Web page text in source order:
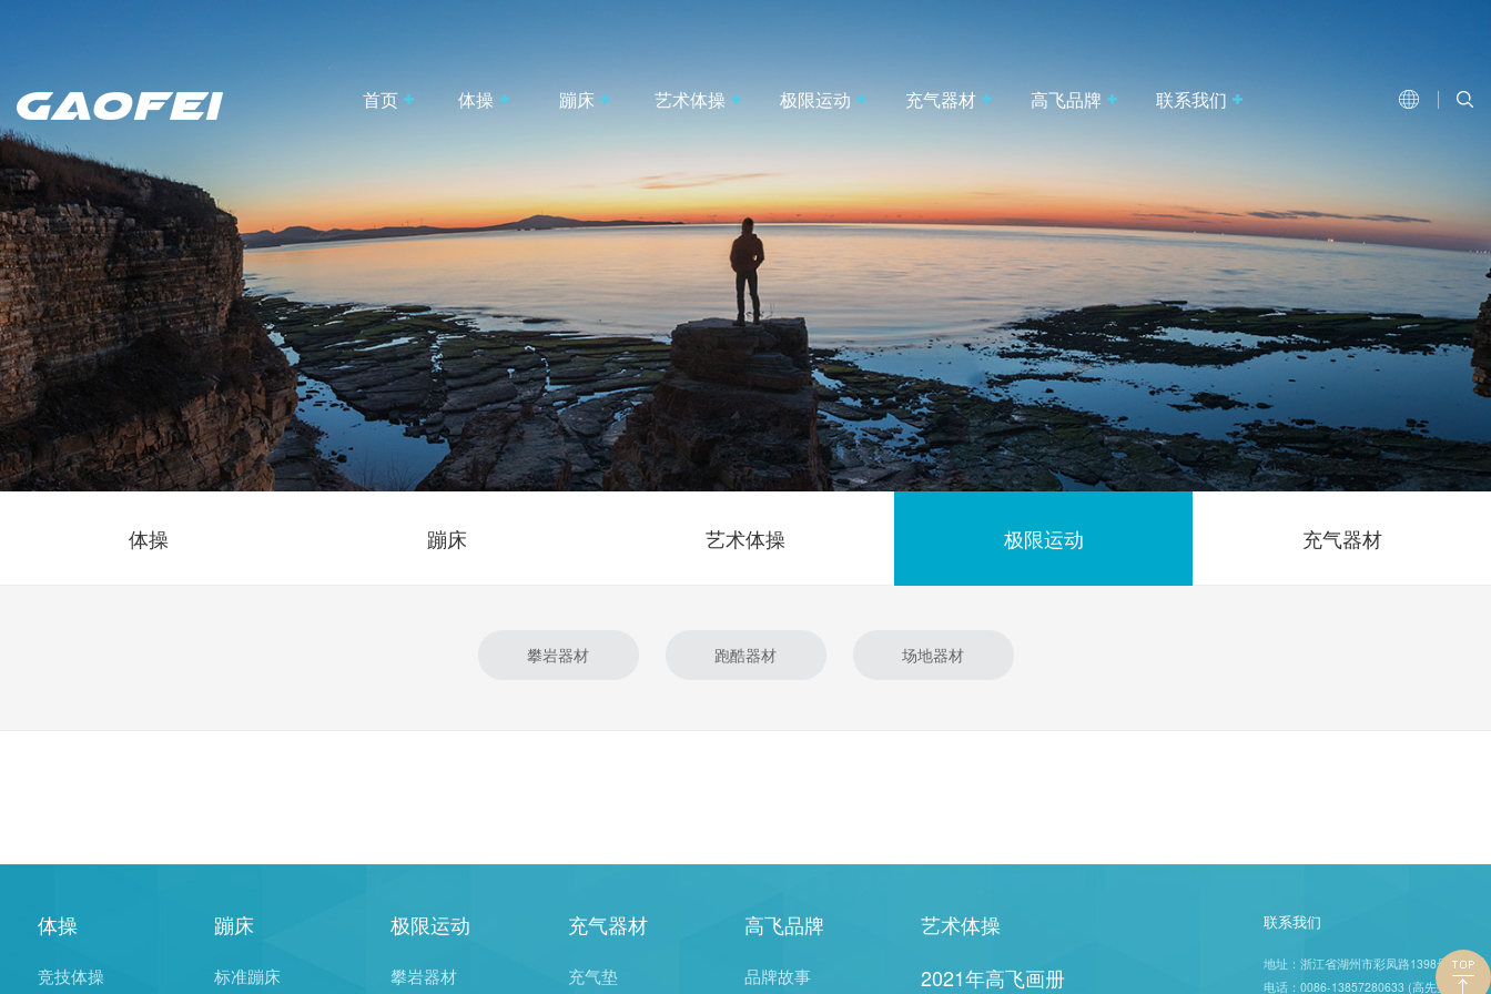
首页 体操
竞技体操
训练辅助
趣味体操
蹦床
标准蹦床
单跳板
双蹦床
长蹦床
小蹦床
开口蹦床
充气蹦床
艺术体操 极限运动
攀岩器材
跑酷器材
场地器材
充气器材
充气垫
桨板
配件
高飞品牌
品牌故事
企业文化
大事记
资质认证
联系我们
体操 蹦床 艺术体操 极限运动 充气器材
攀岩器材 跑酷器材 场地器材
联系我们
地址：浙江省湖州市彩凤路1398号
电话：0086-13857280633 (高先生)
体操
竞技体操
蹦床
标准蹦床
极限运动
攀岩器材
充气器材
充气垫
高飞品牌
品牌故事
艺术体操
2021年高飞画册